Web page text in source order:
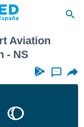
Aviation
- NS
...